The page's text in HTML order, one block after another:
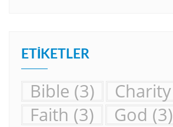
ETIKETLER
Bible (3) Charity
Faith (3) God (3)